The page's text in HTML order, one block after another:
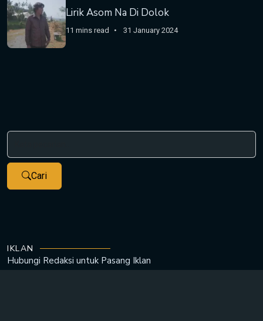
Lirik Asom Na Di Dolok
11 mins read 31 January 2024
Cari
IKLAN
Hubungi Redaksi untuk Pasang Iklan